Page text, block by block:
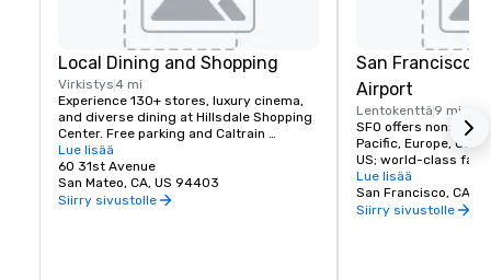
Local Dining and Shopping
Virkistys4 mi
Experience 130+ stores, luxury cinema,
and diverse dining at Hillsdale Shopping
Center. Free parking and Caltrain
accessible. The Peninsula's favorite
shopping destination.
Lue lisää
60 31st Avenue
San Mateo, CA, US 94403
Siirry sivustolle
San Francisco
Airport
Lentokenttä 9 mi
SFO offers nonstop
Pacific, Europe,
US; world-class
dining, and more!
Lue lisää
San Francisco, CA,
Siirry sivustolle